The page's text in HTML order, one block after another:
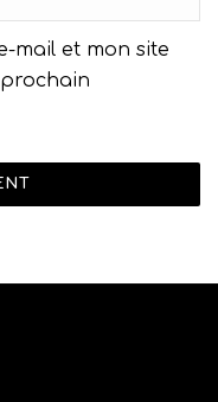
mail et mon site